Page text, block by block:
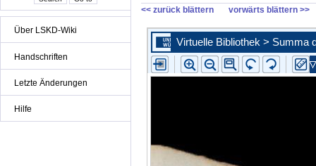
Über LSKD-Wiki
Handschriften
Letzte Änderungen
Hilfe
<< zurück blättern vorwärts blättern >>